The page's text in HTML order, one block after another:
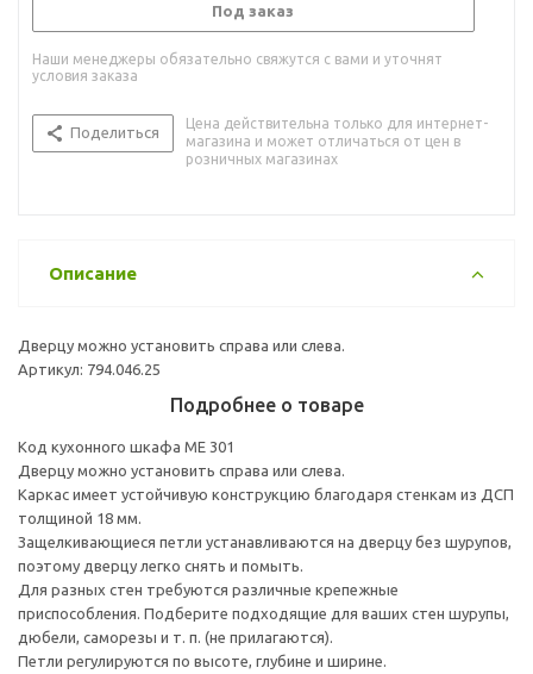
Под заказ
Наши менеджеры обязательно свяжутся с вами и уточнят
условия заказа
Поделиться
Цена действительна только для интернет-
магазина и может отличаться от цен в
розничных магазинах
Описание
Дверцу можно установить справа или слева.
Артикул: 794.046.25
Подробнее о товаре
Код кухонного шкафа ME 301
Дверцу можно установить справа или слева.
Каркас имеет устойчивую конструкцию благодаря стенкам из ДСП
толщиной 18 мм.
Защелкивающиеся петли устанавливаются на дверцу без шурупов,
поэтому дверцу легко снять и помыть.
Для разных стен требуются различные крепежные
приспособления. Подберите подходящие для ваших стен шурупы,
дюбели, саморезы и т. п. (не прилагаются).
Петли регулируются по высоте, глубине и ширине.